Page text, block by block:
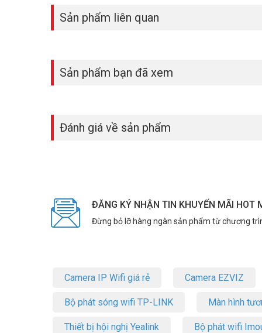
Sản phẩm liên quan
Sản phẩm bạn đã xem
Đánh giá về sản phẩm
ĐĂNG KÝ NHẬN TIN KHUYẾN MÃI HOT
Đừng bỏ lỡ hàng ngàn sản phẩm từ chương
Camera IP Wifi giá rẻ Camera EZVIZ
Bộ phát sóng wifi TP-LINK Màn hình
Thiết bị hội nghị Yealink Bộ phát wifi